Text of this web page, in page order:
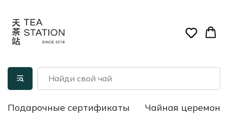
Подарочные сертификаты Чайная